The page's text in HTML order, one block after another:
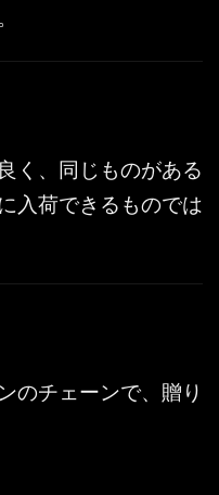
く、同じものがある
入荷できるものでは
のチェーンで、贈り